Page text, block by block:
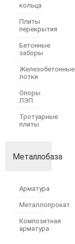
кольца
Плиты
перекрытия
Бетонные
заборы
Железобетонные
лотки
Опоры
ЛЭП
Тротуарные
плиты
Металлобаза
Арматура
Металлопрокат
Композитная
арматура